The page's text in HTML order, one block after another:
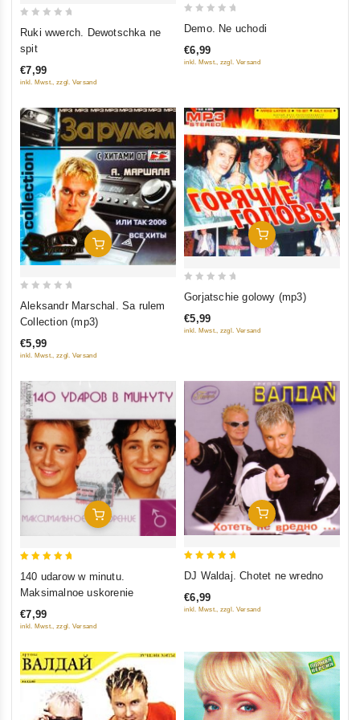
5
Ruki wwerch. Dewotschka ne
spit
€7,99
inkl. Mwst., zzgl. Versand
of
Demo. Ne uchodi
€6,99
inkl. Mwst., zzgl. Versand
In Den Warenkorb
5
Aleksandr Marschal. Sa rulem
Collection (mp3)
€5,99
inkl. Mwst., zzgl. Versand
In Den Warenkorb
out
of
Gorjatschie golowy (mp3)
€5,99
inkl. Mwst., zzgl. Versand
In Den Warenkorb
140 udarow w minutu.
Maksimalnoe uskorenie
€7,99
inkl. Mwst., zzgl. Versand
In Den Warenkorb
DJ Waldaj. Chotet ne wredno
€6,99
inkl. Mwst., zzgl. Versand